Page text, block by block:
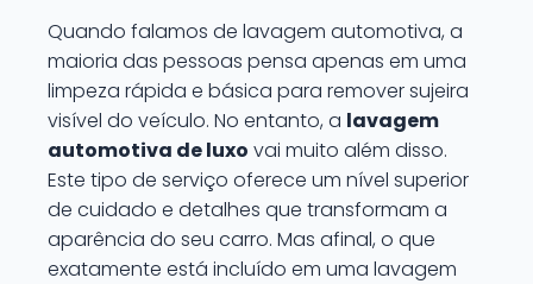
Quando falamos de lavagem automotiva, a
maioria das pessoas pensa apenas em uma
limpeza rápida e básica para remover sujeira
visível do veículo. No entanto, a lavagem
automotiva de luxo vai muito além disso.
Este tipo de serviço oferece um nível superior
de cuidado e detalhes que transformam a
aparência do seu carro. Mas afinal, o que
exatamente está incluído em uma lavagem